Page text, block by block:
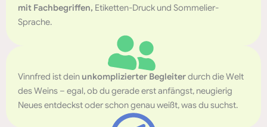
mit Fachbegriffen, Etiketten-Druck und Sommelier-
Sprache.
Vinnfred ist dein unkomplizierter Begleiterdurch die Welt
des Weins – egal, ob du gerade erst anfängst, neugierig
Neues entdeckst oder schon genau weißt, was du suchst.